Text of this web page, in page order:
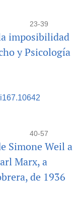
23-39
imposibilidad
y Psicología
40-57
Simone Weil a
Marx, a
de 1936